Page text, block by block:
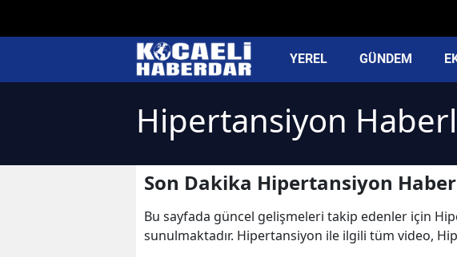
YEREL GÜNDEM
Hipertansiyon
Son Dakika Hipertansiyon
Bu sayfada güncel gelişmeleri takip edenler için
sunulmaktadır. Hipertansiyon ile ilgili tüm video,